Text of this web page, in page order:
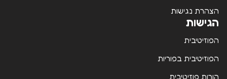
הצהרת נגישות
הגישות
הפוזיטיבית
הפוזיטיבית בפוריות
הורות פוזיטיבית